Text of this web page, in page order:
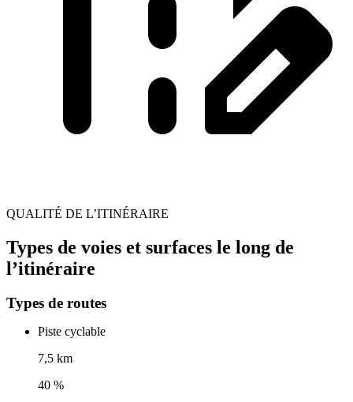
QUALITÉ DE L’ITINÉRAIRE
Types de voies et surfaces le long de
l’itinéraire
Types de routes
Piste cyclable
7,5 km
40 %